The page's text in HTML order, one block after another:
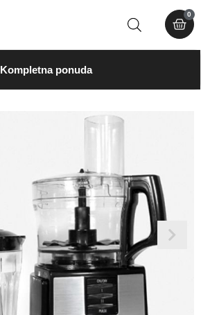
0
Kompletna ponuda